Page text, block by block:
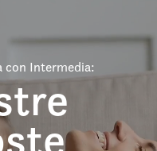
con Intermedia: